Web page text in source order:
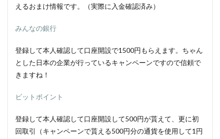
えるおまけ情報です。（実際に入金確認済み）
みんなの銀行
登録して本人確認して口座開設で1500円もらえます。ちゃん
とした日本の企業が行っているキャンペーンですので信頼で
きますね！
ビットポイント
登録して本人確認して口座開設して500円が貰えて、更に初
回取引（キャンペーンで貰える500円分の通貨を使用して1円